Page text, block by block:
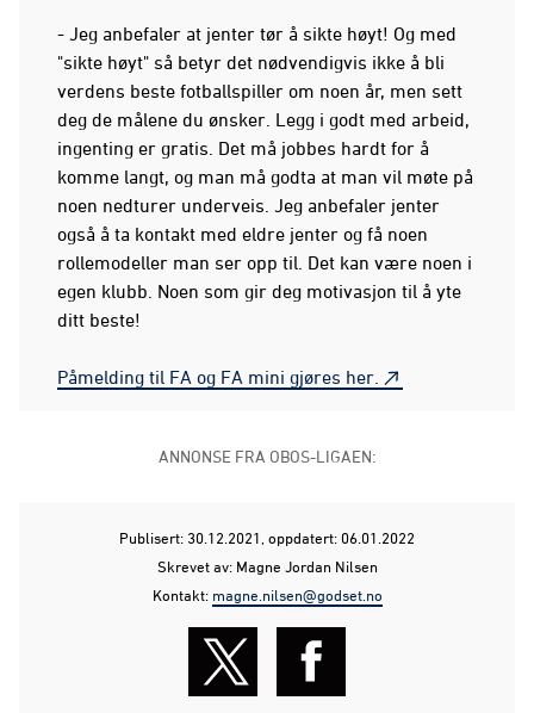
- Jeg anbefaler at jenter tør å sikte høyt! Og med
"sikte høyt" så betyr det nødvendigvis ikke å bli
verdens beste fotballspiller om noen år, men sett
deg de målene du ønsker. Legg i godt med arbeid,
ingenting er gratis. Det må jobbes hardt for å
komme langt, og man må godta at man vil møte på
noen nedturer underveis. Jeg anbefaler jenter
også å ta kontakt med eldre jenter og få noen
rollemodeller man ser opp til. Det kan være noen i
egen klubb. Noen som gir deg motivasjon til å yte
ditt beste!
Påmelding til FA og FA mini gjøres her.
ANNONSE FRA OBOS-LIGAEN:
Publisert: 30.12.2021 , oppdatert: 06.01.2022
Skrevet av: Magne Jordan Nilsen
Kontakt: magne.nilsen@godset.no